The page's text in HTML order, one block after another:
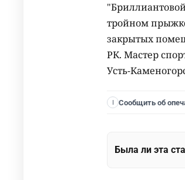
тройном
закрытых
РК. Мастер
Усть-
I Сообщить об
Была ли эта